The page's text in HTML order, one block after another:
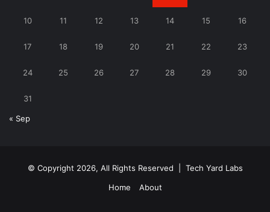
10 11 12 13 14 15 16
17 18 19 20 21 22 23
24 25 26 27 28 29 30
31
« Sep
© Copyright 2026, All Rights Reserved | Tech Yard Labs
Home
About